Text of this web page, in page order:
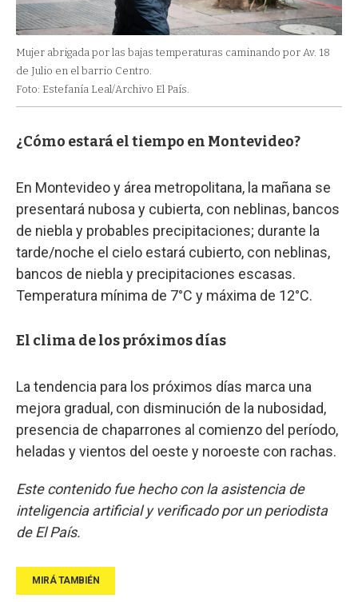
Mujer abrigada por las bajas temperaturas caminando por Av. 18
de Julio en el barrio Centro.
Foto: Estefanía Leal/Archivo El País.
¿Cómo estará el tiempo en Montevideo?
En Montevideo y área metropolitana, la mañana se
presentará nubosa y cubierta, con neblinas, bancos
de niebla y probables precipitaciones; durante la
tarde/noche el cielo estará cubierto, con neblinas,
bancos de niebla y precipitaciones escasas.
Temperatura mínima de 7°C y máxima de 12°C.
El clima de los próximos días
La tendencia para los próximos días marca una
mejora gradual, con disminución de la nubosidad,
presencia de chaparrones al comienzo del período,
heladas y vientos del oeste y noroeste con rachas.
Este contenido fue hecho con la asistencia de
inteligencia artificial y verificado por un periodista
de El País.